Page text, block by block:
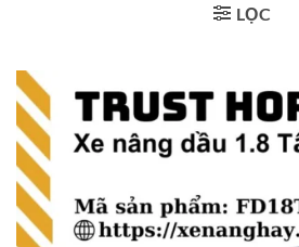
LỌC